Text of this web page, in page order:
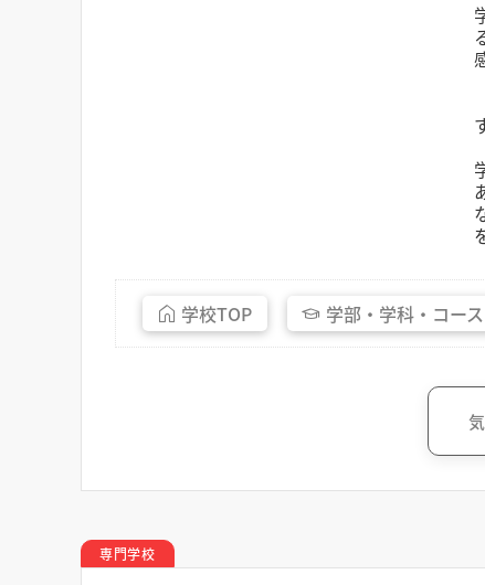
学校TOP 学部・ 学科・ コース
専門学校